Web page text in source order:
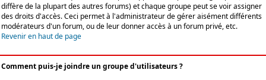
diffère de la plupart des autres forums) et chaque groupe peut se voir assigner
des droits d'accès. Ceci permet à l'administrateur de gérer aisément différents
modérateurs d'un forum, ou de leur donner accès à un forum privé, etc.
Revenir en haut de page
Comment puis-je joindre un groupe d'utilisateurs ?